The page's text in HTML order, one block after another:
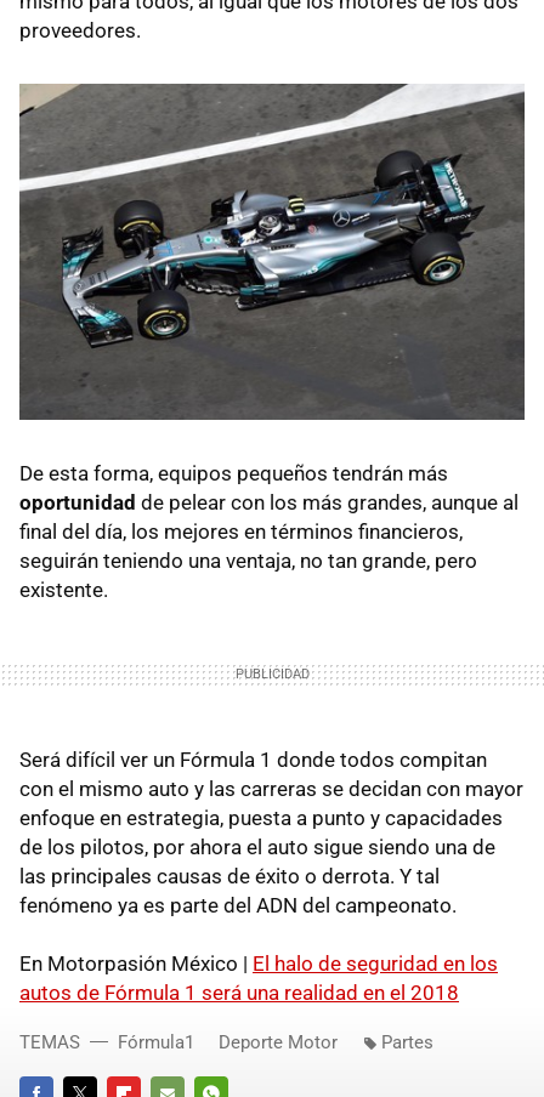
proveedores.
De esta forma, equipos pequeños tendrán más
oportunidad de pelear con los más grandes, aunque al
final del día, los mejores en términos financieros,
seguirán teniendo una ventaja, no tan grande, pero
existente.
Será difícil ver un Fórmula 1 donde todos compitan
con el mismo auto y las carreras se decidan con mayor
enfoque en estrategia, puesta a punto y capacidades
de los pilotos, por ahora el auto sigue siendo una de
las principales causas de éxito o derrota. Y tal
fenómeno ya es parte del ADN del campeonato.
En Motorpasión México | El halo de seguridad en los
autos de Fórmula 1 será una realidad en el 2018
TEMAS Fórmula1 Deporte Motor Partes